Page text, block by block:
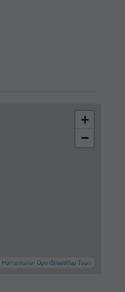
+
−
Humanitarian OpenStreetMap Team